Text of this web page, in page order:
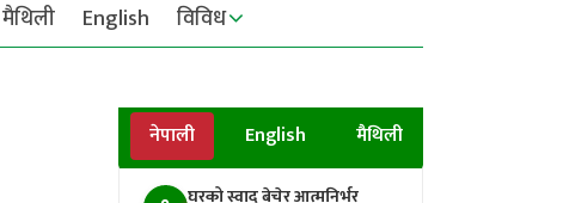
मैथिली English विविध
नेपाली English मैथिली
घरको स्वाद बेचेर आत्मनिर्भर